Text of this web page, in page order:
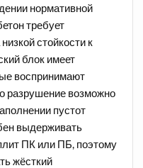
нормативной
требует
стойкости к
блок имеет
воспринимают
разрушение возможно
пустот
выдерживать
ПК или ПБ, поэтому
жёсткий